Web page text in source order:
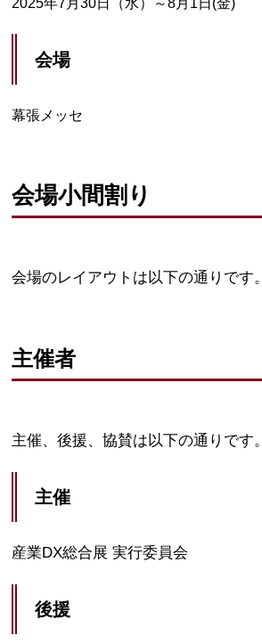
会場
幕張メッセ
会場小間割り
会場のレイアウトは以下の通りです。
主催者
主催、後援、協賛は以下の通りです。
主催
産業DX総合展 実行委員会
後援